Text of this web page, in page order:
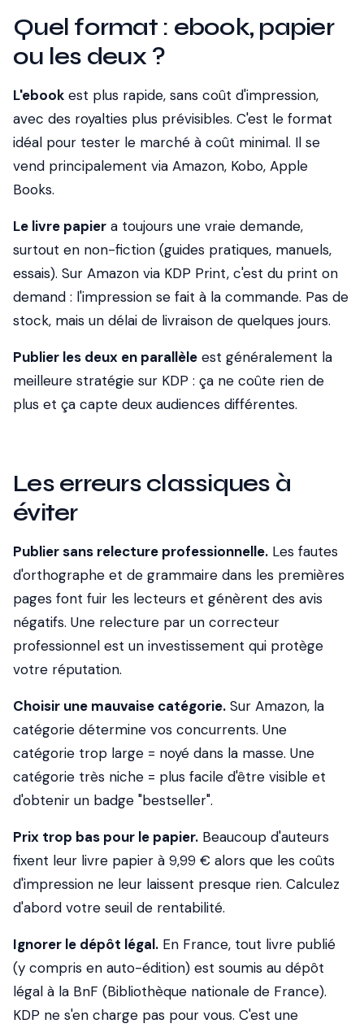
Quel format : ebook, papier
ou les deux ?
L'ebook est plus rapide, sans coût d'impression,
avec des royalties plus prévisibles. C'est le format
idéal pour tester le marché à coût minimal. Il se
vend principalement via Amazon, Kobo, Apple
Books.
Le livre papier a toujours une vraie demande,
surtout en non-fiction (guides pratiques, manuels,
essais). Sur Amazon via KDP Print, c'est du print on
demand : l'impression se fait à la commande. Pas de
stock, mais un délai de livraison de quelques jours.
Publier les deux en parallèle est généralement la
meilleure stratégie sur KDP : ça ne coûte rien de
plus et ça capte deux audiences différentes.
Les erreurs classiques à
éviter
Publier sans relecture professionnelle. Les fautes
d'orthographe et de grammaire dans les premières
pages font fuir les lecteurs et génèrent des avis
négatifs. Une relecture par un correcteur
professionnel est un investissement qui protège
votre réputation.
Choisir une mauvaise catégorie. Sur Amazon, la
catégorie détermine vos concurrents. Une
catégorie trop large = noyé dans la masse. Une
catégorie très niche = plus facile d'être visible et
d'obtenir un badge "bestseller".
Prix trop bas pour le papier. Beaucoup d'auteurs
fixent leur livre papier à 9,99 € alors que les coûts
d'impression ne leur laissent presque rien. Calculez
d'abord votre seuil de rentabilité.
Ignorer le dépôt légal. En France, tout livre publié
(y compris en auto-édition) est soumis au dépôt
légal à la BnF (Bibliothèque nationale de France).
KDP ne s'en charge pas pour vous. C'est une